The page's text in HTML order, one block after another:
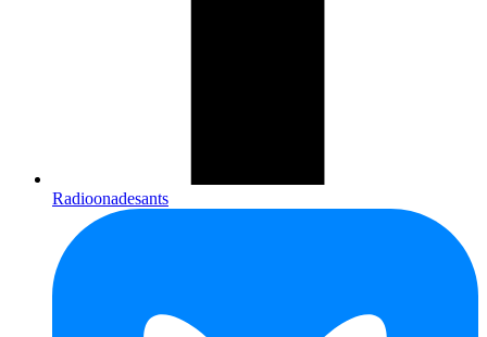
Radioonadesants